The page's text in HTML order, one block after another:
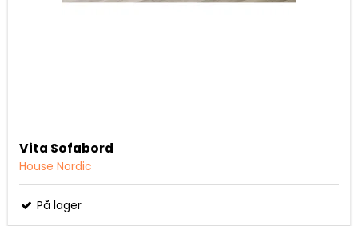
Vita Sofabord
House Nordic
På lager